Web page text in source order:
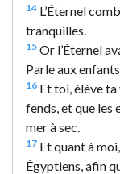
14 L’Éternel
tranquilles.
15 Or l’Éternel
Parle aux
16 Et toi, élève ta
fends, et que les
mer à sec.
17 Et quant à
Égyptiens, afin